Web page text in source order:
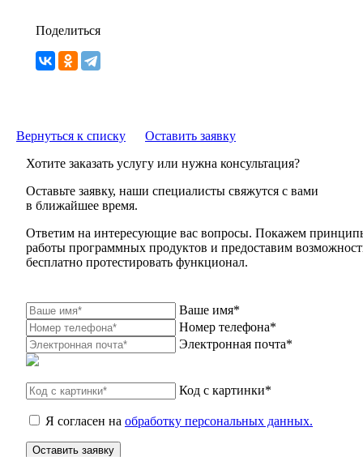
Поделиться
Вернуться к списку
Оставить заявку
Хотите заказать услугу или нужна консультация?
Оставьте заявку, наши специалисты свяжутся с вами
в ближайшее время.
Ответим на интересующие вас вопросы. Покажем
работы программных продуктов и предоставим
бесплатно протестировать функционал.
Ваше имя*
Номер телефона*
Электронная почта*
Код с картинки*
Я согласен на обработку персональных данных.
Оставить заявку